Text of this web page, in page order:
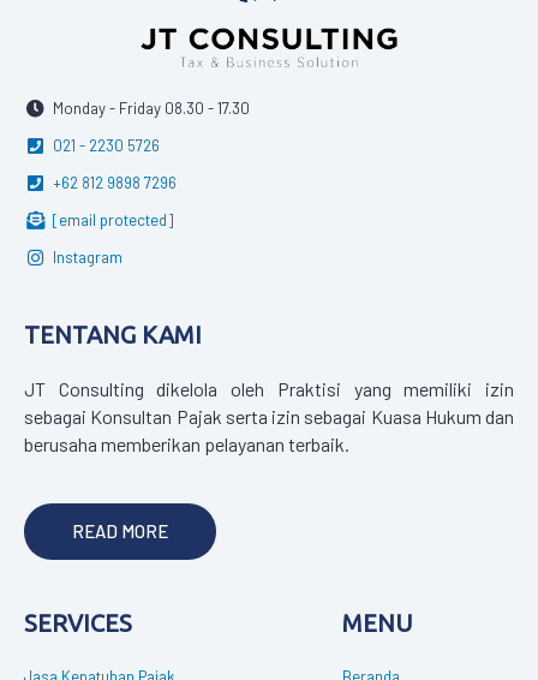
Monday - Friday 08.30 - 17.30
021 - 2230 5726
+62 812 9898 7296
[email protected]
Instagram
TENTANG KAMI
JT Consulting dikelola oleh Praktisi yang memiliki izin
sebagai Konsultan Pajak serta izin sebagai Kuasa Hukum dan
berusaha memberikan pelayanan terbaik.
READ MORE
SERVICES MENU